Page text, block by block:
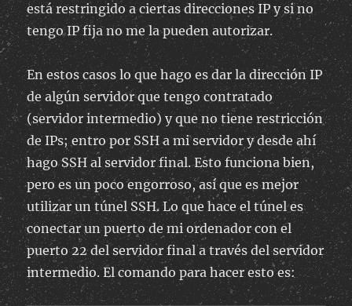
está restringido a ciertas direcciones IP y si no
tengo IP fija no me la pueden autorizar.
En estos casos lo que hago es dar la dirección IP
de algún servidor que tengo contratado
(servidor intermedio) y que no tiene restricción
de IPs; entro por SSH a mi servidor y desde ahí
hago SSH al servidor final. Esto funciona bien,
pero es un poco engorroso, así que es mejor
utilizar un túnel SSH. Lo que hace el túnel es
conectar un puerto de mi ordenador con el
puerto 22 del servidor final a través del servidor
intermedio. El comando para hacer esto es: